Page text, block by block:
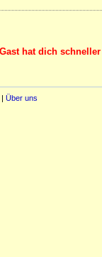
hat dich
| Über uns